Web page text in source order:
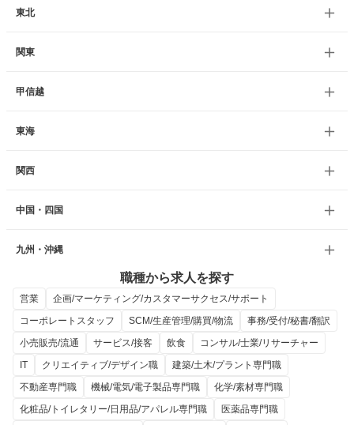
東北
関東
甲信越
東海
関西
中国・四国
九州・沖縄
職種から求人を探す
営業
企画/マーケティング/カスタマーサクセス/サポート
コーポレートスタッフ
SCM/生産管理/購買/物流
事務/受付/秘書/翻訳
小売販売/流通
サービス/接客 飲食
コンサル/士業/リサーチャー
IT
クリエイティブ/デザイン職
建築/土木/プラント専門職
不動産専門職
機械/電気/電子製品専門職
化学/素材専門職
化粧品/トイレタリー/日用品/アパレル専門職
医薬品専門職